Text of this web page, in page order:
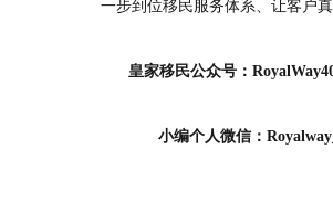
一步到位移民服务体系、让客户
皇家移民公众号：
小编个人微信：